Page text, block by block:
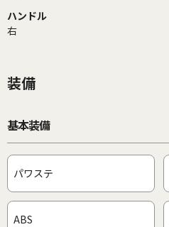
ハンドル
右
装備
基本装備
パワステ
ABS